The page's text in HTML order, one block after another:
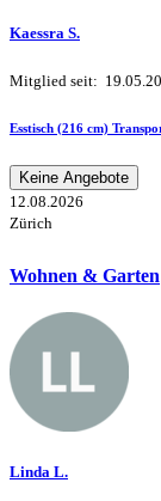
Kaessra S.
Mitglied seit:
Esstisch (216 cm)
Keine Angebote
12.08.2026
Zürich
Wohnen & Garten
Linda L.